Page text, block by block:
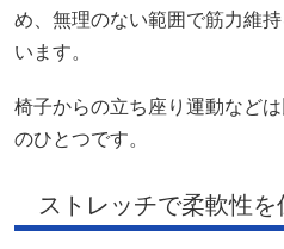
め、無理のない範囲で筋力維
います。
椅子からの立ち座り運動など
のひとつです。
ストレッチで柔軟性を